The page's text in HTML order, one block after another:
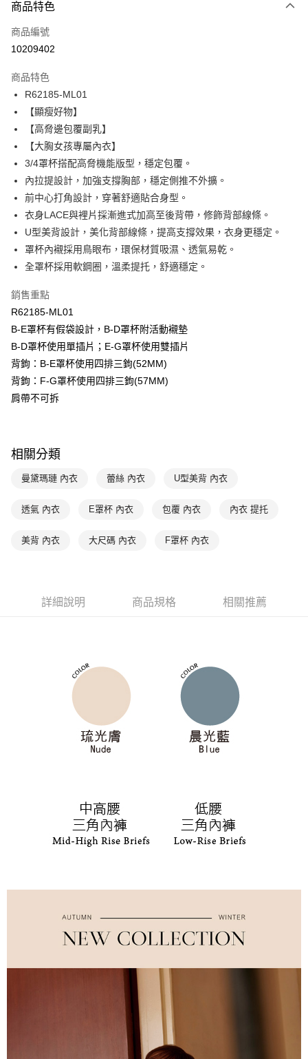
信用卡一次付款
信用卡分期付款
合作金庫商業銀行
華南商業銀行
上海商業儲蓄銀行
國泰世華商業銀行
臺灣中小企業銀行
匯豐（台灣）商業銀行
華泰商業銀行
聯邦商業銀行
遠東國際商業銀行
元大商業銀行
永豐商業銀行
玉山商業銀行
星展（台灣）商業銀行
台新國際商業銀行
中國信託商業銀行
台灣樂天信用卡公司
LINE Pay
Apple Pay
悠遊付
AFTEE先享後付
相關說明
【關於「AFTEE先享後付」】
AFTEE先享後付是「在收到商品之後才付款」的支付方式。 讓您購物簡單
便利好安心！
２．便利：只要手機號碼，簡訊認證，即可結帳。
３．安心：先確認商品／服務後，再付款。
【「AFTEE先享後付」結帳流程】
１．於結帳方式選擇「AFTEE先享後付」後，將跳轉至「AFTEE先享後付」
結帳頁面，進行簡訊認證並確認金額後，即可完成結帳。
２．訂單成立數日內，您將收到繳費通知簡訊。
３．收到繳費通知簡訊後14天內，點擊此簡訊中的連結，可透過四大超商／
ATM／網路銀行／等多元方式進行付款，方視為交易完成。
※ 交易是否成功請以「AFTEE先享後付 」之結帳頁面顯示為準，若有關於
是否繳費成功／繳費後需取消欲退款等相關疑問，請聯繫「AFTEE先享後付
１．透過由恩沛科技股份有限公司提供之「AFTEE先享後付」服務完成之交
２．關於個人資料處理事宜，請瀏覽以下網址：
４．使用「AFTEE先享後付」時，將依據個別帳號之用戶狀況，依本公司即
運送方式
全家取貨付款$888免運-以PackAge+配客嘉循環箱包裝寄出
每筆NT$90，滿NT$888(含以上)免運費
付款後全家取貨$888免運-以PackAge+配客嘉循環箱包裝寄出
每筆NT$90，滿NT$888(含以上)免運費
萊爾富取貨付款
付款後萊爾富取貨
每筆NT$90，滿NT$1,000(含以上)免運費
付款後7-11取貨
每筆NT$90，滿NT$1,000(含以上)免運費
海外宅配 (訂單成立後，請主動於2天內與線上客服核對收
件資料，逾期未確認訂單將自動取消)
商品特色
商品編號
10209402
商品特色
R62185-ML01
【顯瘦好物】
【高脅邊包覆副乳】
【大胸女孩專屬內衣】
3/4罩杯搭配高脅機能版型，穩定包覆。
內拉提設計，加強支撐胸部，穩定側推不外擴。
前中心打角設計，穿著舒適貼合身型。
衣身LACE與裡片採漸進式加高至後背帶，修飾背部線條。
U型美背設計，美化背部線條，提高支撐效果，衣身更穩定。
罩杯內襯採用鳥眼布，環保材質吸濕、透氣易乾。
全罩杯採用軟鋼圈，溫柔提托，舒適穩定。
銷售重點
R62185-ML01
B-E罩杯有假袋設計，B-D罩杯附活動襯墊
B-D罩杯使用單插片；E-G罩杯使用雙插片
背鉤：B-E罩杯使用四排三鉤(52MM)
背鉤：F-G罩杯使用四排三鉤(57MM)
肩帶不可拆
相關分類
曼黛瑪璉 內衣 蕾絲 內衣 U型美背 內衣
透氣 內衣 E罩杯 內衣 包覆 內衣 內衣 提托
美背 內衣 大尺碼 內衣 F罩杯 內衣
詳細說明 商品規格 相關推薦